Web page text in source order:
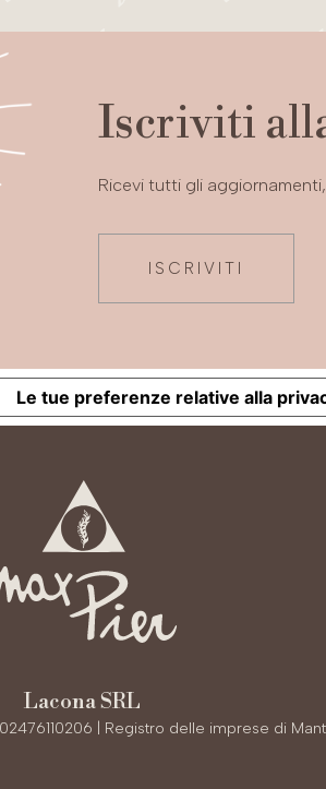
Iscriviti
Ricevi tutti gli
ISCRIVITI
Le tue preferenze relative alla
Lacona SRL
| Registro delle imprese di